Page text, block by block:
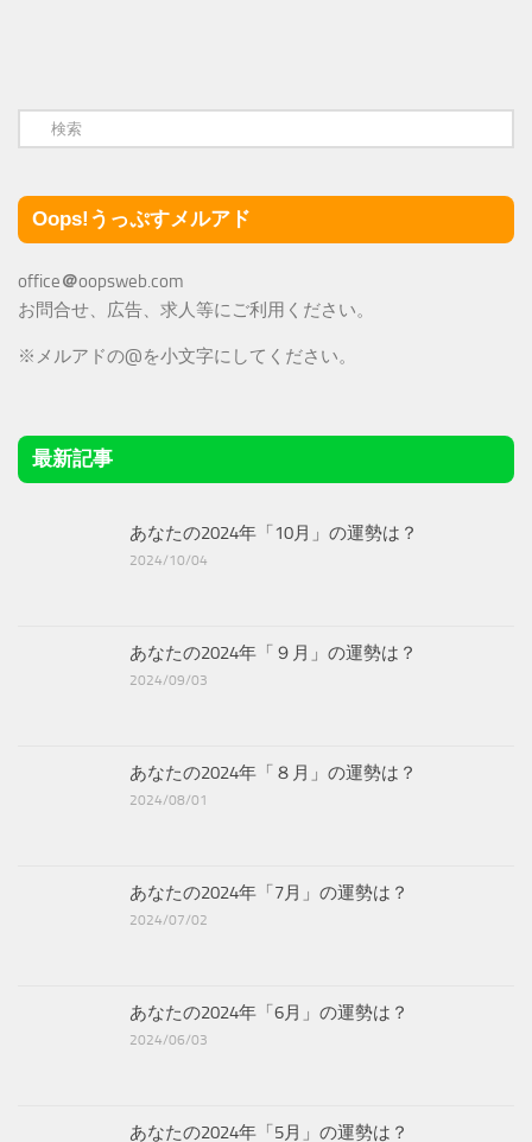
Oops!うっぷすメルアド
office＠oopsweb.com
お問合せ、広告、求人等にご利用ください。
※メルアドの@を小文字にしてください。
最新記事
あなたの2024年「10月」の運勢は？
2024/10/04
あなたの2024年「９月」の運勢は？
2024/09/03
あなたの2024年「８月」の運勢は？
2024/08/01
あなたの2024年「7月」の運勢は？
2024/07/02
あなたの2024年「6月」の運勢は？
2024/06/03
あなたの2024年「5月」の運勢は？